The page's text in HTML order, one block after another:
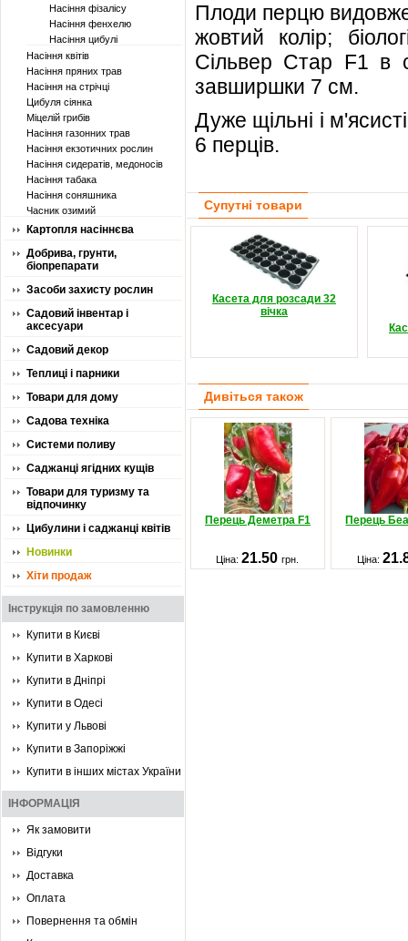
Насіння фізалісу
Насіння фенхелю
Насіння цибулі
Насіння квітів
Насіння пряних трав
Насіння на стрічці
Цибуля сіянка
Міцелій грибів
Насіння газонних трав
Насіння екзотичних рослин
Насіння сидератів, медоносів
Насіння табака
Насіння соняшника
Часник озимий
Картопля насіннєва
Добрива, грунти,
біопрепарати
Засоби захисту рослин
Садовий інвентар і
аксесуари
Садовий декор
Теплиці і парники
Товари для дому
Садова техніка
Системи поливу
Саджанці ягідних кущів
Товари для туризму та
відпочинку
Цибулини і саджанці квітів
Новинки
Хіти продаж
Інструкція по замовленню
Купити в Києві
Купити в Харкові
Купити в Дніпрі
Купити в Одесі
Купити у Львові
Купити в Запоріжжі
Купити в інших містах України
ІНФОРМАЦІЯ
Як замовити
Відгуки
Доставка
Оплата
Повернення та обмін
Плоди перцю
жовтий колір;
Сільвер Стар F1 в
завширшки 7 см.
Дуже щільні і
6 перців.
Супутні товари
Касета для розсади 32
вічка
Дивіться також
Перець Деметра F1 Перець
Ціна:21.50грн. Ціна: